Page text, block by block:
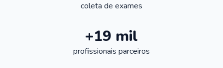
coleta de exames
+19 mil
profissionais parceiros